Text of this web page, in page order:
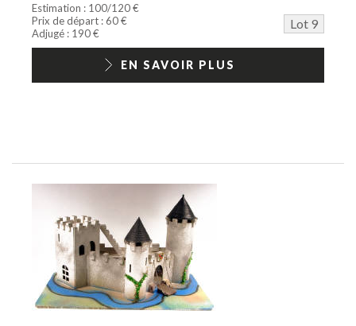
Estimation : 100/120 €
Prix de départ : 60 €
Lot 9
Adjugé : 190 €
EN SAVOIR PLUS